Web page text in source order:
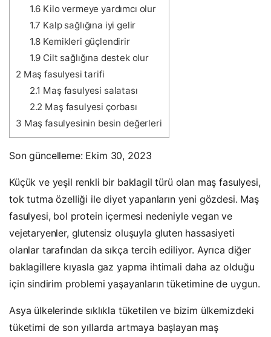
1.6 Kilo vermeye yardımcı olur
1.7 Kalp sağlığına iyi gelir
1.8 Kemikleri güçlendirir
1.9 Cilt sağlığına destek olur
2 Maş fasulyesi tarifi
2.1 Maş fasulyesi salatası
2.2 Maş fasulyesi çorbası
3 Maş fasulyesinin besin değerleri
Son güncelleme: Ekim 30, 2023
Küçük ve yeşil renkli bir baklagil türü olan maş fasulyesi,
tok tutma özelliği ile diyet yapanların yeni gözdesi. Maş
fasulyesi, bol protein içermesi nedeniyle vegan ve
vejetaryenler, glutensiz oluşuyla gluten hassasiyeti
olanlar tarafından da sıkça tercih ediliyor. Ayrıca diğer
baklagillere kıyasla gaz yapma ihtimali daha az olduğu
için sindirim problemi yaşayanların tüketimine de uygun.
Asya ülkelerinde sıklıkla tüketilen ve bizim ülkemizdeki
tüketimi de son yıllarda artmaya başlayan maş